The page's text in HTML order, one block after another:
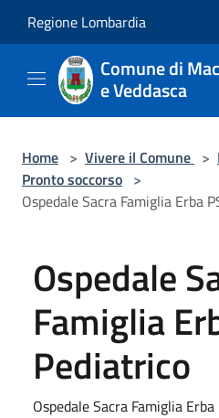
Regione Lombardia
Comune di
e Veddasca
Home > Vivere il Comune >
Pronto soccorso >
Ospedale Sacra Famiglia Erba
Ospedale
Famiglia
Pediatrico
Ospedale Sacra Famiglia